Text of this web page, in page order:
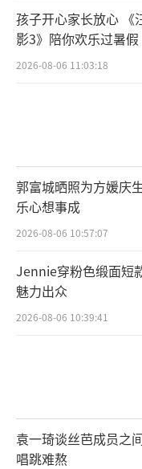
这不是小红
据央视新闻此前
小学生家长蒋
被上海市黄浦区
任编辑：郭一楠 CK001）
孩子开心家长放心 《
影3》陪你欢乐过暑假
2026-08-06 11:03:18
郭富城晒照为方媛庆
乐心想事成
2026-08-06 10:57:07
Jennie穿粉色缎面短
魅力出众
2026-08-06 10:39:41
袁一琦谈丝芭成员之
唱跳难熬